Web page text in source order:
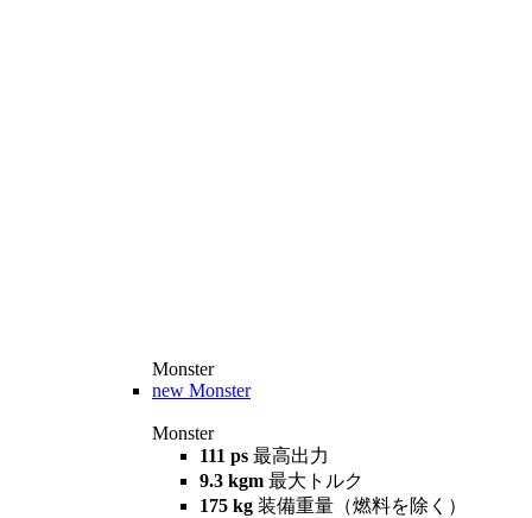
Monster
new Monster
Monster
111 ps 最高出力
9.3 kgm 最大トルク
175 kg 装備重量（燃料を除く）